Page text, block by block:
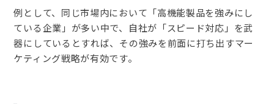
例として、同じ市場内において「高機能製品を強みにし
ている企業」が多い中で、自社が「スピード対応」を武
器にしているとすれば、その強みを前面に打ち出すマー
ケティング戦略が有効です。